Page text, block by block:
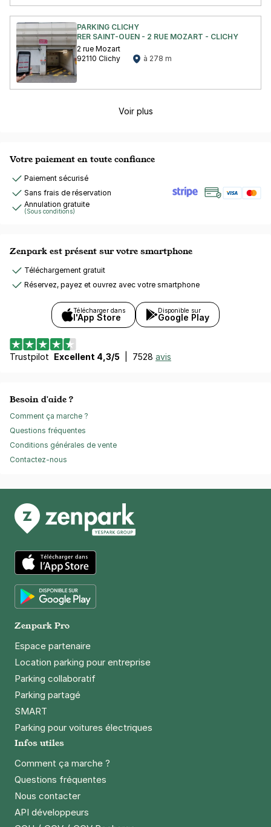
PARKING CLICHY
RER SAINT-OUEN - 2 RUE MOZART - CLICHY
2 rue Mozart
92110 Clichy
à 278 m
Voir plus
Votre paiement en toute confiance
Paiement sécurisé
Sans frais de réservation
Annulation gratuite
(Sous conditions)
Zenpark est présent sur votre smartphone
Téléchargement gratuit
Réservez, payez et ouvrez avec votre smartphone
Télécharger dans
l'App Store
Disponible sur
Google Play
Trustpilot Excellent 4,3/5 7528 avis
Besoin d'aide ?
Comment ça marche ?
Questions fréquentes
Conditions générales de vente
Contactez-nous
App Store
Zenpark Pro
Espace partenaire
Location parking pour entreprise
Parking collaboratif
Parking partagé
SMART
Parking pour voitures électriques
Infos utiles
Comment ça marche ?
Questions fréquentes
Nous contacter
API développeurs